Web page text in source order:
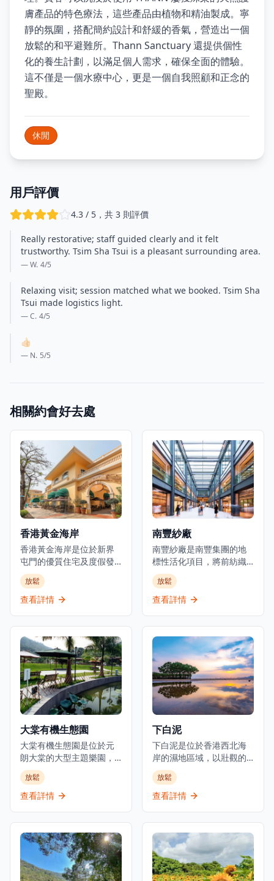
膚產品的特色療法，這些產品由植物和精油製成。寧
靜的氛圍，搭配簡約設計和舒緩的香氣，營造出一個
放鬆的和平避難所。Thann Sanctuary 還提供個性
化的養生計劃，以滿足個人需求，確保全面的體驗。
這不僅是一個水療中心，更是一個自我照顧和正念的
聖殿。
休閒
用戶評價
4.3 / 5，共 3 則評價
Really restorative; staff guided clearly and it felt
trustworthy. Tsim Sha Tsui is a pleasant surrounding area.
— W. 4/5
Relaxing visit; session matched what we booked. Tsim Sha
Tsui made logistics light.
— C. 4/5
👍🏻
— N. 5/5
相關約會好去處
香港黃金海岸
香港黃金海岸是位於新界
屯門的優質住宅及度假發
展項目。建於1990年代初
的填海地上，這個海濱社
區設有豪華住宅大廈、酒
生活體驗，可直達黃金泳
灘，配備康樂設施，享有
青山灣景色，同時距離香
港市中心不到30分鐘車
程，交通便利。
放鬆
查看詳情
南豐紗廠
南豐紗廠是南豐集團的地
標性活化項目，將前紡織
製造設施轉變為文化體驗
和歷史地標。位於荃灣柴
灣角白田壩街45號，這個
創立，他是南豐集團的創
始人。南豐紗廠現在是一
個潮流聚集地，擁有創意
文化零售，設有活動空
間，慶祝香港共同的工業
遺產。該設施每日上午10
時至晚上10時營業，包括
雕塑，使其成為一個燈光
優美的文化目的地。作為
香港的文化創意地標之
一，南豐紗廠定期舉辦文
化活動和展覽，為遊客提
供獨特的遺產保護和當代
放鬆
查看詳情
大棠有機生態園
大棠有機生態園是位於元
朗大棠的大型主題樂園，
以教育、保育與娛樂為核
心，為遊客帶來獨特的遊
樂體驗，啟發生態探索，
動場地、植物教育徑、大
棠茘枝園、BBQ燒烤場、
War game野戰場、騎馬
場、踩單車場、繩網、鴕
放鬆
查看詳情
下白泥
下白泥是位於香港西北海
岸的濕地區域，以壯觀的
日落景色和生物多樣性而
聞名。這裡可能是香港觀
賞日落的最佳地點，特別
「下」意指較低的位置，
擁有面向后海灣、被山脈
環繞的海岸濕地環境。這
片泥灘濕地為遊客提供日
放鬆
查看詳情